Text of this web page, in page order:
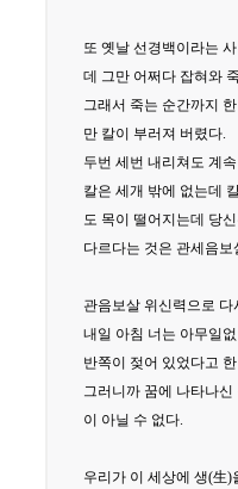
또 옛날 선경백이라는
데 그만 어쩌다 잡혀와
그래서 죽는 순간까지
만 칼이 부러져 버렸다.
두번 세번 내리쳐도 계
칼은 세개 밖에 없는데
도 목이 떨어지는데 당
다르다는 것은 관세음
관음보살 위신력으로
내일 아침 너는 아무일
반쪽이 젖어 있었다고
그러니까 꿈에 나타나
이 아닐 수 없다.
우리가 이 세상에 생(生